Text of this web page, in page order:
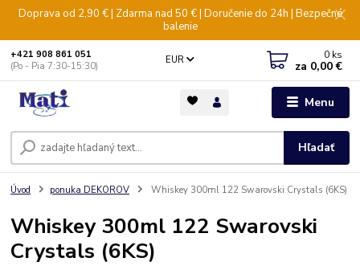
Doprava od 2,90 € | Zdarma nad 50 € | Doručenie do 24h | Bezpečné
balenie
Menu
EUR
Hľadať
+421 908 861 051
(Po - Pia 7:30-15:30)
0 ks
za 0,00 €
Úvod ponuka DEKOROV Whiskey 300ml 122 Swarovski Crystals (6KS)
Whiskey 300ml 122 Swarovski
Crystals (6KS)